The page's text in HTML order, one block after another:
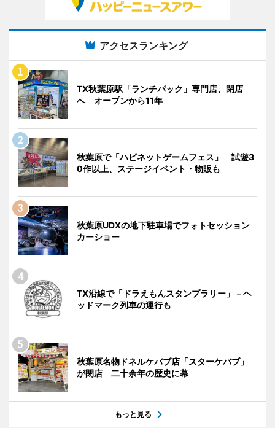
アクセスランキング
TX秋葉原駅「ランチパック」専門店、閉店
へ オープンから11年
秋葉原で「ハピネットゲームフェス」 試遊3
0作以上、ステージイベント・物販も
秋葉原UDXの地下駐車場でフォトセッション
カーショー
TX沿線で「ドラえもんスタンプラリー」－ヘ
ッドマーク列車の運行も
秋葉原名物ドネルケバブ店「スターケバブ」
が閉店 二十余年の歴史に幕
もっと見る